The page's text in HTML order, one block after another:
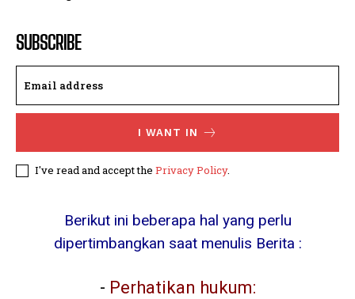
SUBSCRIBE
I WANT IN
I've read and accept the Privacy Policy.
Berikut ini beberapa hal yang perlu
dipertimbangkan saat menulis Berita :
- Perhatikan hukum: